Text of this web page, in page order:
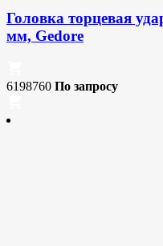
Головка торцевая
мм, Gedore
6198760 По запросу